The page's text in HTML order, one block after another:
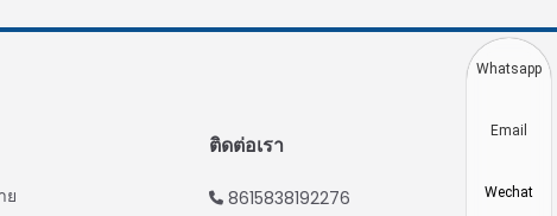
ย
ติดต่อเรา
8615838192276
Hindi
Whatsapp
Email
Wechat